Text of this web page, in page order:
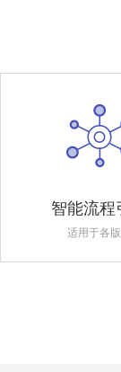
智能流程
适用于各